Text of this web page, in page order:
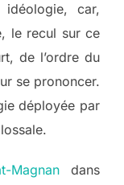
car,
le recul sur ce
de l’ordre du
se prononcer.
déployée par
Magnan dans